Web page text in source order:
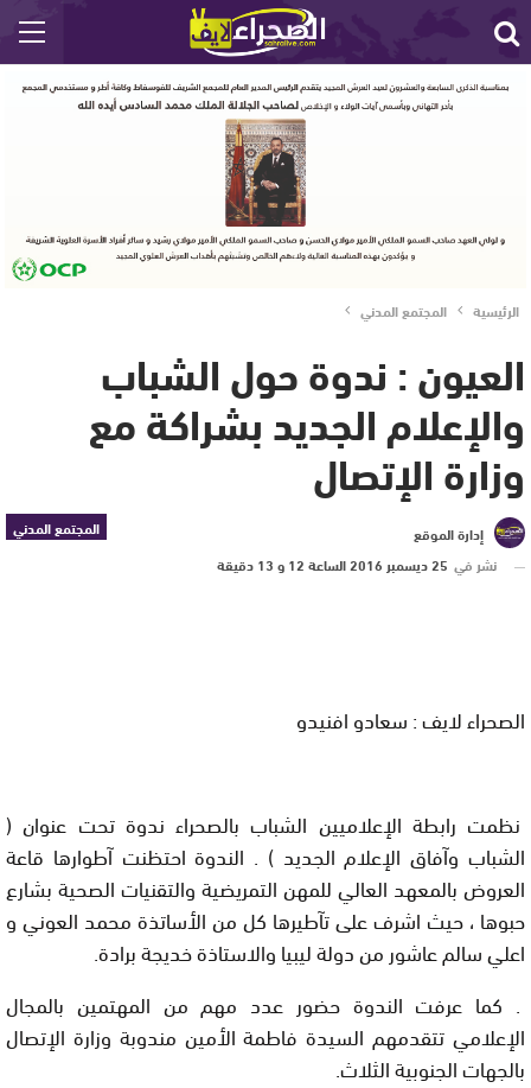
الرئيسية المجتمع المدني
العيون : ندوة حول الشباب
واﻹعلام الجديد بشراكة مع
وزارة اﻹتصال
المجتمع المدني
إدارة الموقع
نشر في 25 ديسمبر 2016 الساعة 12 و 13 دقيقة
الصحراء لايف : سعادو افنيدو
نظمت رابطة اﻹعلاميين الشباب بالصحراء ندوة تحت عنوان (
الشباب وآفاق اﻹعلام الجديد ) . الندوة احتظنت آطوارها قاعة
العروض بالمعهد العالي للمهن التمريضية والتقنيات الصحية بشارع
حبوها ، حيث اشرف على تآطيرها كل من اﻷساتذة محمد العوني و
اعلي سالم عاشور من دولة ليبيا والاستاذة خديجة برادة.
. كما عرفت الندوة حضور عدد مهم من المهتمين بالمجال
اﻹعلامي تتقدمهم السيدة فاطمة اﻷمين مندوبة وزارة اﻹتصال
بالجهات الجنوبية الثلاث.